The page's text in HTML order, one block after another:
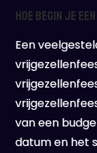
Hoe begin je
Een
van een
datum en het